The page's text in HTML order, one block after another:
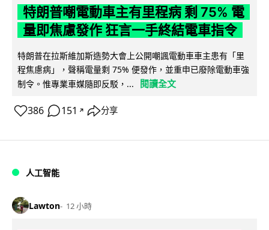
特朗普嘲電動車主有里程病 剩 75% 電
量即焦慮發作 狂言一手終結電車指令
特朗普在拉斯維加斯造勢大會上公開嘲諷電動車車主患有「里
程焦慮病」，聲稱電量剩 75% 便發作，並重申已廢除電動車強
制令。惟專業車媒隨即反駁，...
閱讀全文
386 151 ↗ 分享
人工智能
Lawton 12 小時